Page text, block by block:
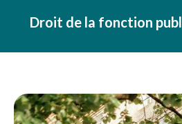
Droit de la fonction